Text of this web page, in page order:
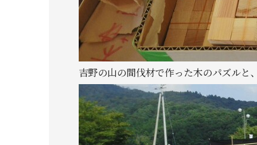
吉野の山の間伐材で作った木のパズルと、